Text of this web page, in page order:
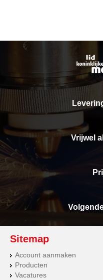
Vrijwel
Sitemap
Account aanmaken
Producten
Vacatures